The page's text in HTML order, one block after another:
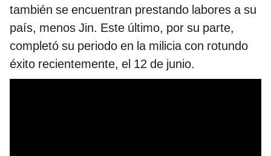
también se encuentran prestando labores a su
país, menos Jin. Este último, por su parte,
completó su periodo en la milicia con rotundo
éxito recientemente, el 12 de junio.